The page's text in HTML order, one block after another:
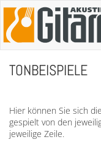
TONBEISPIELE
Hier können Sie sich
gespielt von den
jeweilige Zeile.